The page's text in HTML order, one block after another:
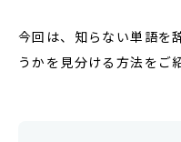
今回は、知らない単語を
うかを見分ける方法をご